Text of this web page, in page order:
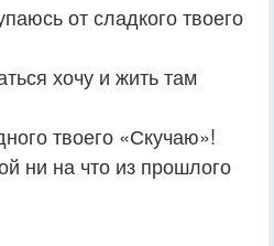
от сладкого твоего
хочу и жить там
твоего «Скучаю»!
ни на что из прошлого